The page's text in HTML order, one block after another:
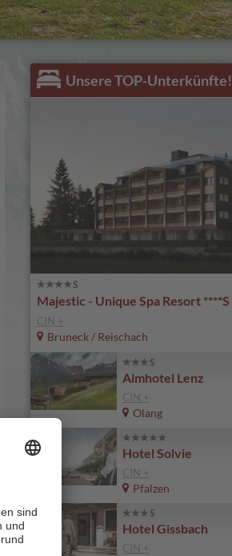
Unsere TOP-Unterkünfte!
Majestic - Unique Spa Resort ****S
CIN +
Bruneck / Reischach
Almhotel Lenz
CIN +
Olang
Hotel Solvie
CIN +
Pfalzen
Hotel Gissbach
CIN +